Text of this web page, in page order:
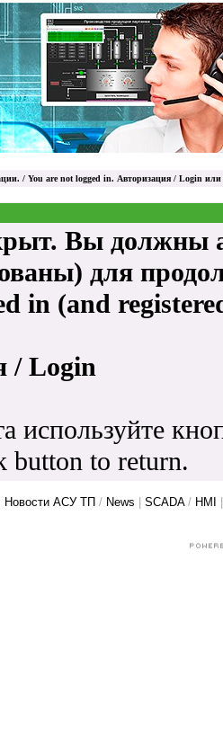
/ You are not logged in. Авторизация / Login
Вы должны
для
in (and
/ Login
используйте
button to return.
Новости АСУ ТП / News SCADA/ HMI